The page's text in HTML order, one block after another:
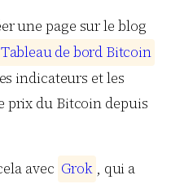
une page sur le blog
Tableaude bord Bitcoin
indicateurs et les
prix du Bitcoin depuis
avec Grok , qui a